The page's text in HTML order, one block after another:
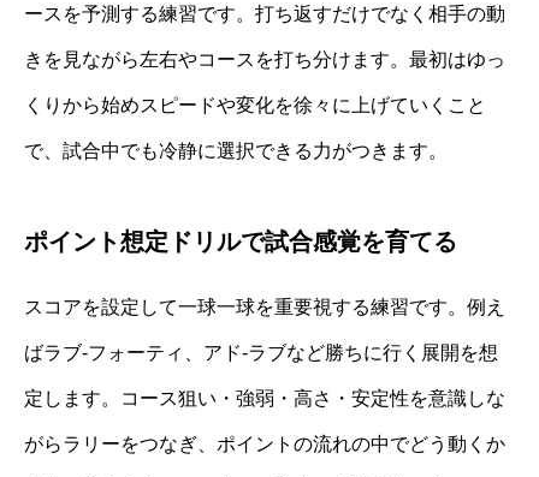
ースを予測する練習です。打ち返すだけでなく相手の動
きを見ながら左右やコースを打ち分けます。最初はゆっ
くりから始めスピードや変化を徐々に上げていくこと
で、試合中でも冷静に選択できる力がつきます。
ポイント想定ドリルで試合感覚を育てる
スコアを設定して一球一球を重要視する練習です。例え
ばラブ‐フォーティ、アド‐ラブなど勝ちに行く展開を想
定します。コース狙い・強弱・高さ・安定性を意識しな
がらラリーをつなぎ、ポイントの流れの中でどう動くか